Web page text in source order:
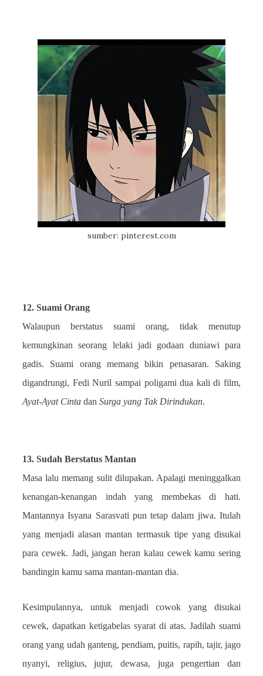
sumber: pinterest.com
12. Suami Orang
Walaupun berstatus suami orang, tidak menutup
kemungkinan seorang lelaki jadi godaan duniawi para
gadis. Suami orang memang bikin penasaran. Saking
digandrungi, Fedi Nuril sampai poligami dua kali di film,
Ayat-Ayat Cinta dan Surga yang Tak Dirindukan.
13. Sudah Berstatus Mantan
Masa lalu memang sulit dilupakan. Apalagi meninggalkan
kenangan-kenangan indah yang membekas di hati.
Mantannya Isyana Sarasvati pun tetap dalam jiwa. Itulah
yang menjadi alasan mantan termasuk tipe yang disukai
para cewek. Jadi, jangan heran kalau cewek kamu sering
bandingin kamu sama mantan-mantan dia.
Kesimpulannya, untuk menjadi cowok yang disukai
cewek, dapatkan ketigabelas syarat di atas. Jadilah suami
orang yang udah ganteng, pendiam, puitis, rapih, tajir, jago
nyanyi, religius, jujur, dewasa, juga pengertian dan